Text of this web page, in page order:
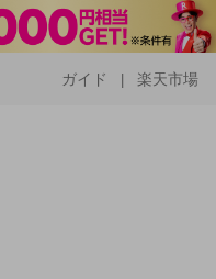
ガイド 楽天市場